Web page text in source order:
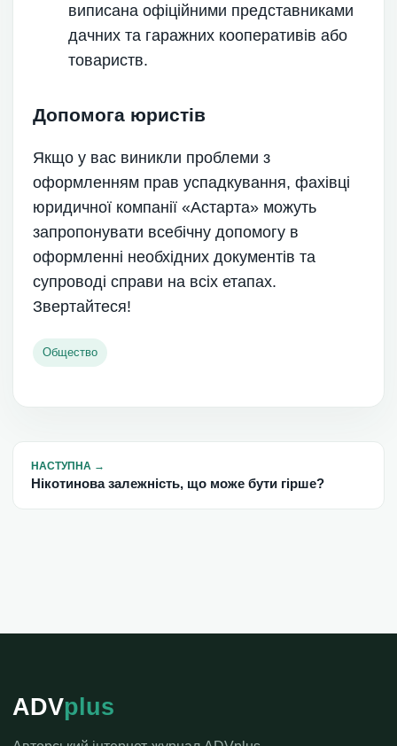
виписана офіційними представниками
дачних та гаражних кооперативів або
товариств.
Допомога юристів
Якщо у вас виникли проблеми з
оформленням прав успадкування, фахівці
юридичної компанії «Астарта» можуть
запропонувати всебічну допомогу в
оформленні необхідних документів та
супроводі справи на всіх етапах.
Звертайтеся!
Общество
НАСТУПНА →
Нікотинова залежність, що може бути гірше?
ADVplus